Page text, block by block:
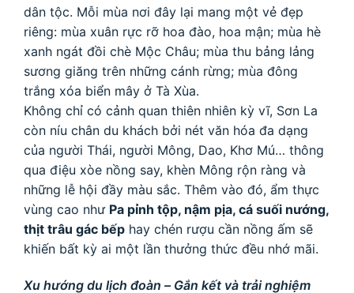
dân tộc. Mỗi mùa nơi đây lại mang một vẻ đẹp
riêng: mùa xuân rực rỡ hoa đào, hoa mận; mùa hè
xanh ngát đồi chè Mộc Châu; mùa thu bảng lảng
sương giăng trên những cánh rừng; mùa đông
trắng xóa biển mây ở Tà Xùa.
Không chỉ có cảnh quan thiên nhiên kỳ vĩ, Sơn La
còn níu chân du khách bởi nét văn hóa đa dạng
của người Thái, người Mông, Dao, Khơ Mú… thông
qua điệu xòe nồng say, khèn Mông rộn ràng và
những lễ hội đầy màu sắc. Thêm vào đó, ẩm thực
vùng cao như Pa pỉnh tộp, nậm pịa, cá suối nướng,
thịt trâu gác bếp hay chén rượu cần nồng ấm sẽ
khiến bất kỳ ai một lần thưởng thức đều nhớ mãi.
Xu hướng du lịch đoàn – Gắn kết và trải nghiệm